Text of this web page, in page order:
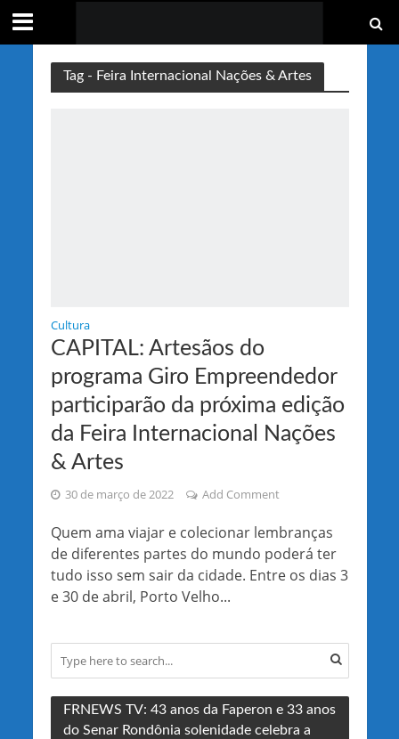
Tag - Feira Internacional Nações & Artes
Cultura
CAPITAL: Artesãos do
programa Giro Empreendedor
participarão da próxima edição
da Feira Internacional Nações
& Artes
30 de março de 2022 Add Comment
Quem ama viajar e colecionar lembranças
de diferentes partes do mundo poderá ter
tudo isso sem sair da cidade. Entre os dias 3
e 30 de abril, Porto Velho...
FRNEWS TV: 43 anos da Faperon e 33 anos
do Senar Rondônia solenidade celebra a